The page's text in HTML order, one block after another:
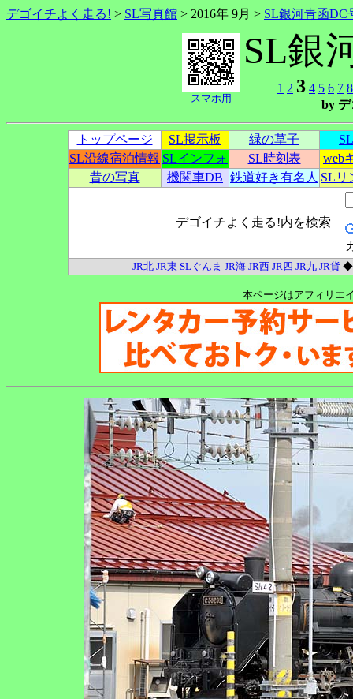
デゴイチよく走る! > SL写真館 > 2016年 9月 > SL銀河青函DC
スマホ用
SL銀
1 2 3 4 5 6 7 8
by
トップページ SL掲示板 緑の草子
SL沿線宿泊情報 SLインフォ SL時刻表
web
昔の写真
機関車DB 鉄道好き有名人 SLリ
デゴイチよく走る!内を検索
JR北 JR東 SLぐんま JR海 JR西 JR四 JR九 JR貨
本ページはアフィリエ